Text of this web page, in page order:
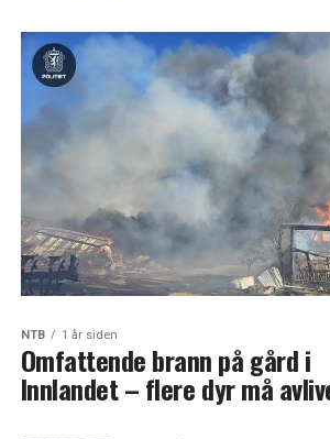
NTB 1 år siden
Omfattende brann på gård i
Innlandet – flere dyr må